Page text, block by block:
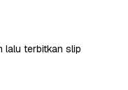
lalu terbitkan slip